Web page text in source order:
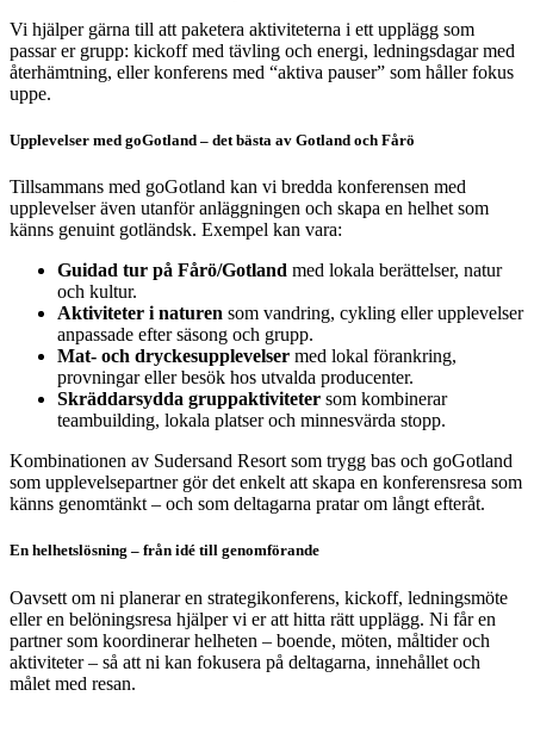
Vi hjälper gärna till att paketera aktiviteterna i ett upplägg som
passar er grupp: kickoff med tävling och energi, ledningsdagar med
återhämtning, eller konferens med “aktiva pauser” som håller fokus
uppe.
Upplevelser med goGotland – det bästa av Gotland och Fårö
Tillsammans med goGotland kan vi bredda konferensen med
upplevelser även utanför anläggningen och skapa en helhet som
känns genuint gotländsk. Exempel kan vara:
Guidad tur på Fårö/Gotland med lokala berättelser, natur
och kultur.
Aktiviteter i naturen som vandring, cykling eller upplevelser
anpassade efter säsong och grupp.
Mat- och dryckesupplevelser med lokal förankring,
provningar eller besök hos utvalda producenter.
Skräddarsydda gruppaktiviteter som kombinerar
teambuilding, lokala platser och minnesvärda stopp.
Kombinationen av Sudersand Resort som trygg bas och goGotland
som upplevelsepartner gör det enkelt att skapa en konferensresa som
känns genomtänkt – och som deltagarna pratar om långt efteråt.
En helhetslösning – från idé till genomförande
Oavsett om ni planerar en strategikonferens, kickoff, ledningsmöte
eller en belöningsresa hjälper vi er att hitta rätt upplägg. Ni får en
partner som koordinerar helheten – boende, möten, måltider och
aktiviteter – så att ni kan fokusera på deltagarna, innehållet och
målet med resan.